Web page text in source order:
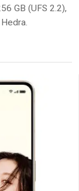
GB (UFS 2.2),